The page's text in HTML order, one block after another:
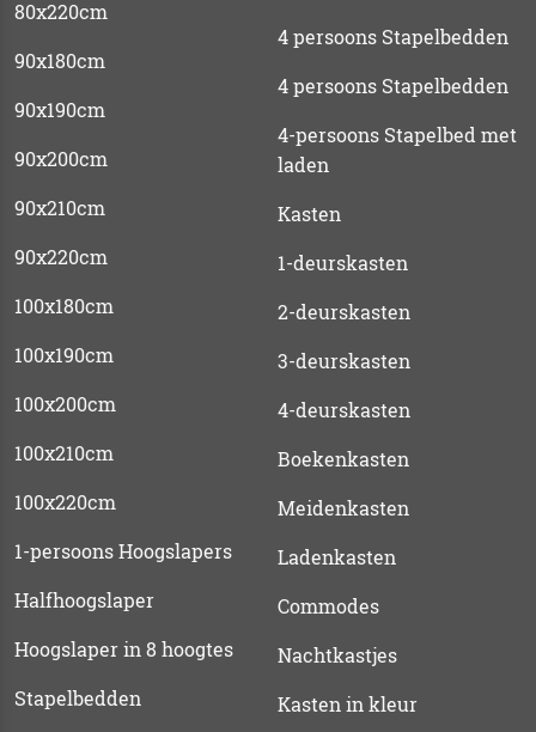
80x220cm
90x180cm
90x190cm
90x200cm
90x210cm
90x220cm
100x180cm
100x190cm
100x200cm
100x210cm
100x220cm
1-persoons Hoogslapers
Halfhoogslaper
Hoogslaper in 8 hoogtes
Stapelbedden
4 persoons Stapelbedden
4 persoons Stapelbedden
4-persoons Stapelbed met
laden
Kasten
1-deurskasten
2-deurskasten
3-deurskasten
4-deurskasten
Boekenkasten
Meidenkasten
Ladenkasten
Commodes
Nachtkastjes
Kasten in kleur